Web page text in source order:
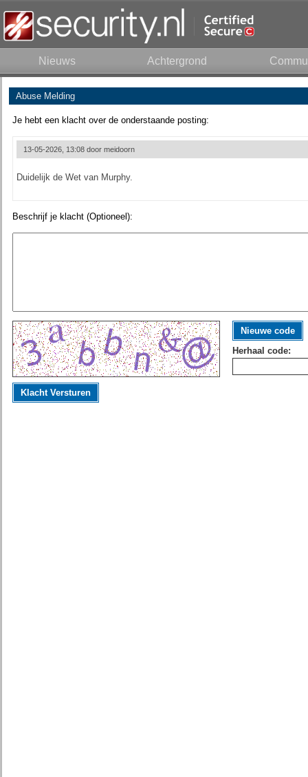
Nieuws Achtergrond
Abuse Melding
Je hebt een klacht over de onderstaande posting:
13-05-2026, 13:08 door meidoorn
Duidelijk de Wet van Murphy.
Beschrijf je klacht (Optioneel):
Nieuwe code
Herhaal code:
Klacht Versturen